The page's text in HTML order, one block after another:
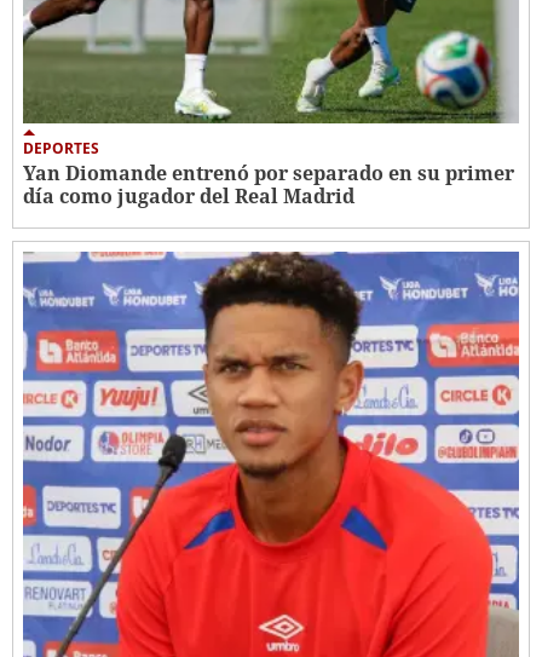
DEPORTES
Yan Diomande entrenó por separado en su primer
día como jugador del Real Madrid